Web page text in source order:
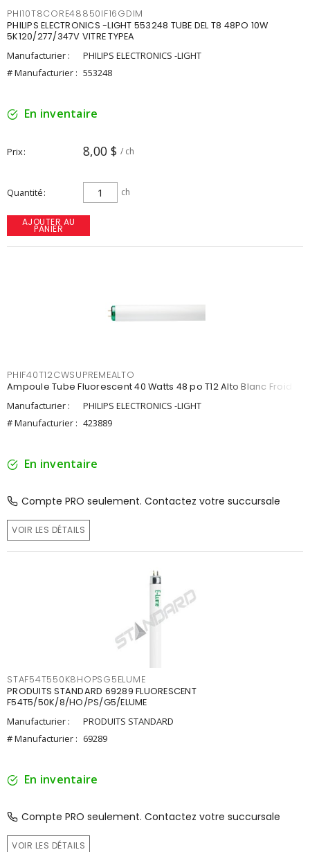
PHI10T8CORE48850IF16GDIM
PHILIPS ELECTRONICS -LIGHT 553248 TUBE DEL T8 48PO 10W
5K120/277/347V VITRE TYPEA
Manufacturier :
PHILIPS ELECTRONICS -LIGHT
# Manufacturier : 553248
En inventaire
Prix 8,00 $ / ch
Quantité ch
AJOUTER AU
PANIER
PHIF40T12CWSUPREMEALTO
Ampoule Tube Fluorescent 40 Watts 48 po T12 Alto Blanc Froid
Manufacturier :
PHILIPS ELECTRONICS -LIGHT
# Manufacturier : 423889
En inventaire
Compte PRO seulement. Contactez votre succursale
VOIR LES DÉTAILS
STAF54T550K8HOPSG5ELUME
PRODUITS STANDARD 69289 FLUORESCENT
F54T5/50K/8/HO/PS/G5/ELUME
Manufacturier :
PRODUITS STANDARD
# Manufacturier : 69289
En inventaire
Compte PRO seulement. Contactez votre succursale
VOIR LES DÉTAILS